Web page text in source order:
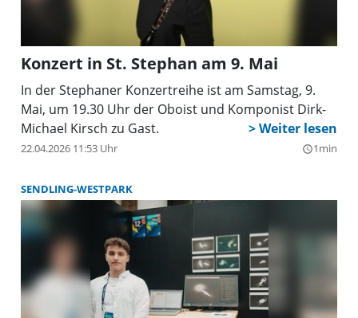
Konzert in St. Stephan am 9. Mai
In der Stephaner Konzertreihe ist am Samstag, 9.
Mai, um 19.30 Uhr der Oboist und Komponist Dirk-
Michael Kirsch zu Gast.
22.04.2026 11:53 Uhr query_builder1min
SENDLING-WESTPARK